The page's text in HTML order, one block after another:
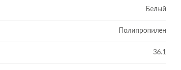
Белый
Полипропилен
36.1